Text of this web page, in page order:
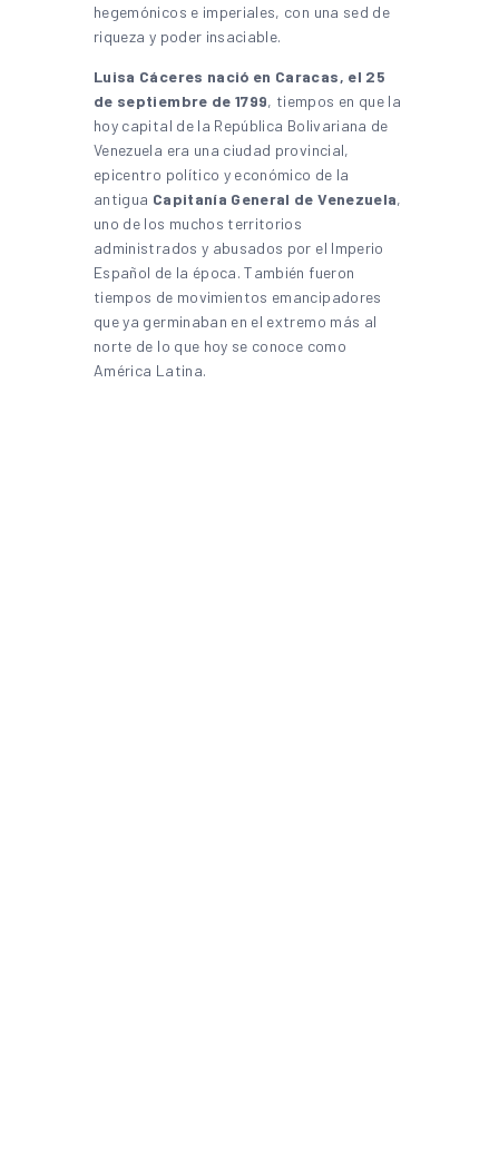
hegemónicos e imperiales, con una sed de
riqueza y poder insaciable.
Luisa Cáceres nació en Caracas, el 25
de septiembre de 1799, tiempos en que la
hoy capital de la República Bolivariana de
Venezuela era una ciudad provincial,
epicentro político y económico de la
antigua Capitanía General de Venezuela,
uno de los muchos territorios
administrados y abusados por el Imperio
Español de la época. También fueron
tiempos de movimientos emancipadores
que ya germinaban en el extremo más al
norte de lo que hoy se conoce como
América Latina.